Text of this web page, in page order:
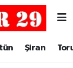
Şiran